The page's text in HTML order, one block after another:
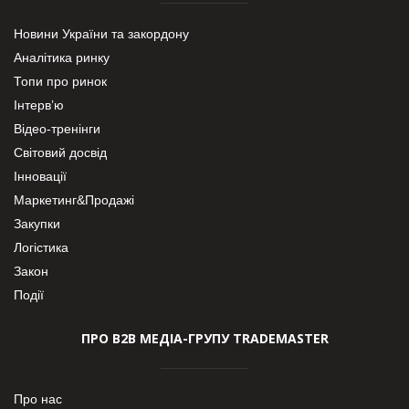
Новини України та закордону
Аналітика ринку
Топи про ринок
Інтерв’ю
Відео-тренінги
Світовий досвід
Інновації
Маркетинг&Продажі
Закупки
Логістика
Закон
Події
ПРО В2В МЕДІА-ГРУПУ TRADEMASTER
Про нас